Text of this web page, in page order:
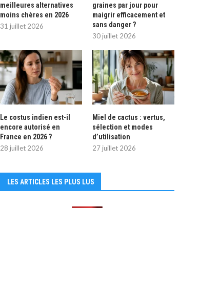
meilleures alternatives
moins chères en 2026
31 juillet 2026
graines par jour pour
maigrir efficacement et
sans danger ?
30 juillet 2026
Le costus indien est-il
encore autorisé en
France en 2026 ?
28 juillet 2026
Miel de cactus : vertus,
sélection et modes
d’utilisation
27 juillet 2026
LES ARTICLES LES PLUS LUS